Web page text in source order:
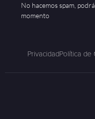
No hacemos spam,
momento
PrivacidadPolítica de